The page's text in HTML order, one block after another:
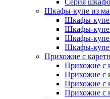
Серия
Шкафы-купе из
Шкафы-купе
Шкафы-купе
Шкафы-купе
Шкафы-купе
Прихожие с
Прихожие с
Прихожие с
Прихожие с
Прихожие с